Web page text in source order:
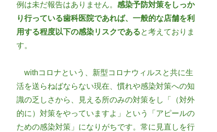
例は未だ報告はありません。感染予防対策をしっか
り行っている歯科医院であれば、一般的な店舗を利
用する程度以下の感染リスクであると考えておりま
す。
withコロナという、新型コロナウィルスと共に生
活を送らねばならない現在、慣れや感染対策への知
識の乏しさから、見える所のみの対策をし「（対外
的に）対策をやっていますよ」という「アピールの
ための感染対策」になりがちです。常に見直しを行